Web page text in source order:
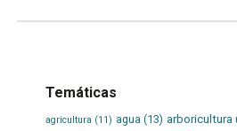
Temáticas
agricultura (11) agua (13) arboricultura